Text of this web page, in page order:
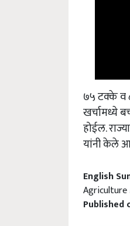
७५ टक्के व
खर्चामध्ये
होईल.
यांनी केले
English
Published